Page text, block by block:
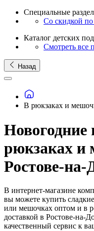
Специальные
Со скидкой
Каталог детских
Смотреть все
Назад
В рюкзаках и
Новогодние
рюкзаках и
Ростове-на-
В интернет-магазине
вы можете купить
или мешочках оптом и в
доставкой в Ростове-
качественный сервис к